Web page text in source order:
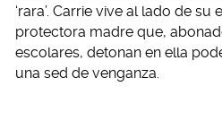
‘rara’. Carrie vive al lado de su
protectora madre que,
escolares, detonan en ella
una sed de venganza.